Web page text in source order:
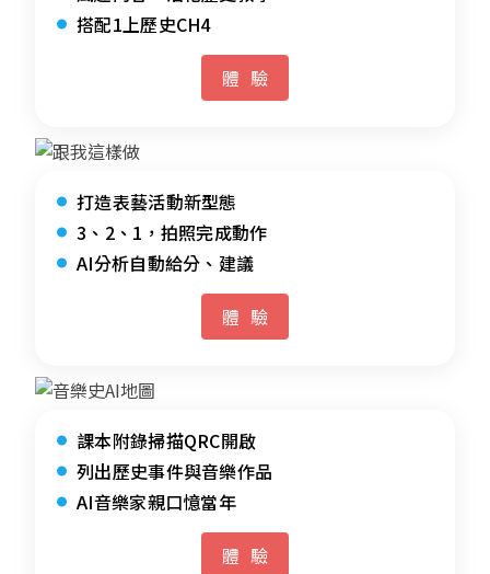
搭配1上歷史CH4
體驗
打造表藝活動新型態
3、2、1，拍照完成動作
AI分析自動給分、建議
體驗
課本附錄掃描QRC開啟
列出歷史事件與音樂作品
AI音樂家親口憶當年
體驗